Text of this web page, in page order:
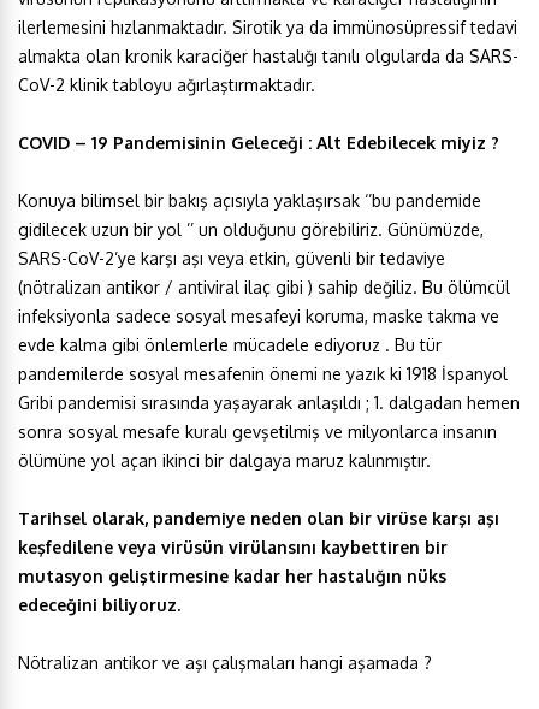
ilerlemesini hızlanmaktadır. Sirotik ya da immünosüpressif tedavi
almakta olan kronik karaciğer hastalığı tanılı olgularda da SARS-
CoV-2 klinik tabloyu ağırlaştırmaktadır.
COVID – 19 Pandemisinin Geleceği : Alt Edebilecek miyiz ?
Konuya bilimsel bir bakış açısıyla yaklaşırsak ‘’bu pandemide
gidilecek uzun bir yol ’’ un olduğunu görebiliriz. Günümüzde,
SARS-CoV-2’ye karşı aşı veya etkin, güvenli bir tedaviye
(nötralizan antikor / antiviral ilaç gibi ) sahip değiliz. Bu ölümcül
infeksiyonla sadece sosyal mesafeyi koruma, maske takma ve
evde kalma gibi önlemlerle mücadele ediyoruz . Bu tür
pandemilerde sosyal mesafenin önemi ne yazık ki 1918 İspanyol
Gribi pandemisi sırasında yaşayarak anlaşıldı ; 1. dalgadan hemen
sonra sosyal mesafe kuralı gevşetilmiş ve milyonlarca insanın
ölümüne yol açan ikinci bir dalgaya maruz kalınmıştır.
Tarihsel olarak, pandemiye neden olan bir virüse karşı aşı
keşfedilene veya virüsün virülansını kaybettiren bir
mutasyon geliştirmesine kadar her hastalığın nüks
edeceğini biliyoruz.
Nötralizan antikor ve aşı çalışmaları hangi aşamada ?